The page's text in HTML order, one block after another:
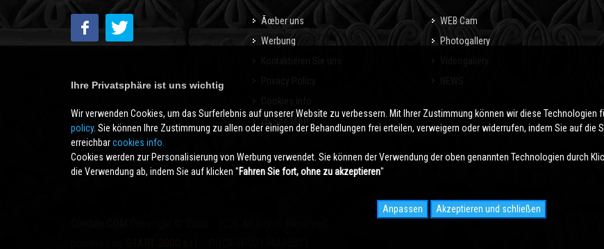
Ãœber uns
Werbung
WEB Cam
Photogallery
Ihre Privatsphäre ist uns wichtig
Wir verwenden Cookies, um das Surferlebnis auf unserer Website zu verbessern. Mit Ihrer Zustimmung können wir diese Technologien
policy. Sie können Ihre Zustimmung zu allen oder einigen der Behandlungen frei erteilen, verweigern oder widerrufen, indem Sie auf die
erreichbarcookies info.
Cookies werden zur Personalisierung von Werbung verwendet. Sie können der Verwendung der oben genannten Technologien durch
die Verwendung ab, indem Sie auf klicken ''Fahren Sie fort, ohne zu akzeptieren''
Anpassen Akzeptieren und schließen